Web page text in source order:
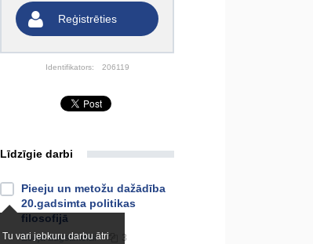
Reģistrēties
Identifikators: 206119
Līdzīgie darbi
Tu vari jebkuru darbu ātri
Pieeju un metožu dažādība
20.gadsimta politikas
filosofijā
Esejaaugstskolai 3